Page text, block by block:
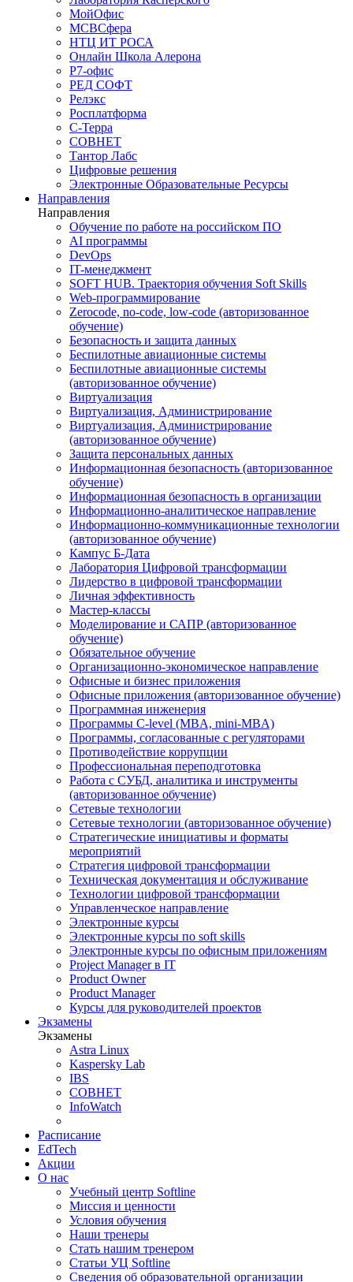
МойОфис
МСВСфера
НТЦ ИТ РОСА
Онлайн Школа Алерона
Р7-офис
РЕД СОФТ
Релэкс
Росплатформа
С-Терра
СОВНЕТ
Тантор Лабс
Цифровые решения
Электронные Образовательные Ресурсы
Направления
Направления
Обучение по работе на российском ПО
AI программы
DevOps
IT-менеджмент
SOFT HUB. Траектория обучения Soft Skills
Web-программирование
Zerocode, no-code, low-code (авторизованное
обучение)
Безопасность и защита данных
Беспилотные авиационные системы
Беспилотные авиационные системы
(авторизованное обучение)
Виртуализация
Виртуализация, Администрирование
Виртуализация, Администрирование
(авторизованное обучение)
Защита персональных данных
Информационная безопасность (авторизованное
обучение)
Информационная безопасность в организации
Информационно-аналитическое направление
Информационно-коммуникационные технологии
(авторизованное обучение)
Кампус Б-Дата
Лаборатория Цифровой трансформации
Лидерство в цифровой трансформации
Личная эффективность
Мастер-классы
Моделирование и САПР (авторизованное
обучение)
Обязательное обучение
Организационно-экономическое направление
Офисные и бизнес приложения
Офисные приложения (авторизованное обучение)
Программная инженерия
Программы C-level (MBA, mini-MBA)
Программы, согласованные с регуляторами
Противодействие коррупции
Профессиональная переподготовка
Работа с СУБД, аналитика и инструменты
(авторизованное обучение)
Сетевые технологии
Сетевые технологии (авторизованное обучение)
Стратегические инициативы и форматы
мероприятий
Стратегия цифровой трансформации
Техническая документация и обслуживание
Технологии цифровой трансформации
Управленческое направление
Электронные курсы
Электронные курсы по soft skills
Электронные курсы по офисным приложениям
Project Manager в IT
Product Owner
Product Manager
Курсы для руководителей проектов
Экзамены
Экзамены
Astra Linux
Kaspersky Lab
IBS
СОВНЕТ
InfoWatch
Расписание
EdTech
Акции
О нас
Учебный центр Softline
Миссия и ценности
Условия обучения
Наши тренеры
Стать нашим тренером
Статьи УЦ Softline
Сведения об образовательной организации